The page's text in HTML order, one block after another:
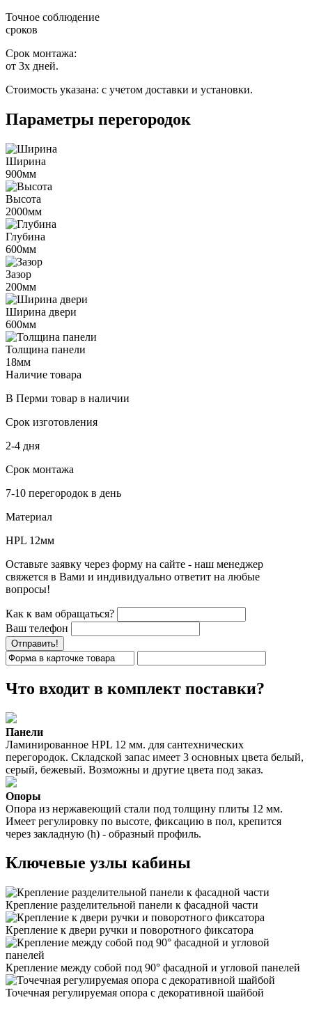
Точное соблюдение
сроков
Срок монтажа:
от 3х дней.
Стоимость указана: с учетом доставки и установки.
Параметры перегородок
Ширина
900мм
Высота
2000мм
Глубина
600мм
Зазор
200мм
Ширина двери
600мм
Толщина панели
18мм
Наличие товара
В Перми товар в наличии
Срок изготовления
2-4 дня
Срок монтажа
7-10 перегородок в день
Материал
HPL 12мм
Оставьте заявку через форму на сайте - наш менеджер
свяжется в Вами и индивидуально ответит на любые
вопросы!
Как к вам обращаться?
Ваш телефон
Отправить!
Что входит в комплект поставки?
Панели
Ламинированное HPL 12 мм. для сантехнических
перегородок. Складской запас имеет 3 основных цвета белый,
серый, бежевый. Возможны и другие цвета под заказ.
Опоры
Опора из нержавеющий стали под толщину плиты 12 мм.
Имеет регулировку по высоте, фиксацию в пол, крепится
через закладную (h) - образный профиль.
Ключевые узлы кабины
Крепление разделительной панели к фасадной части
Крепление к двери ручки и поворотного фиксатора
Крепление между собой под 90° фасадной и угловой панелей
Точечная регулируемая опора с декоративной шайбой